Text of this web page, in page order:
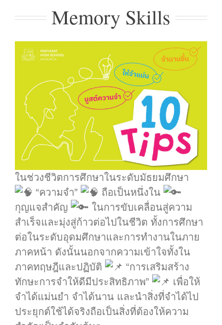
Memory Skills
ในช่วงชีวิตการศึกษาในระดับมัธยมศึกษา
“ความจำ”
ถือเป็นหนึ่งใน
กุญแจสำคัญ
ในการขับเคลื่อนสู่ความ
สำเร็จและมุ่งสู่ก้าวต่อไปในชีวิต ทั้งการศึกษา
ต่อในระดับอุดมศึกษาและการทำงานในภาย
ภาคหน้า ดังนั้นนอกจากความเข้าใจทั้งใน
ภาคทฤษฎีและปฏิบัติ
“การเสริมสร้าง
ทักษะการจำให้ดีมีประสิทธิภาพ”
เพื่อให้
จำได้แม่นยำ จำได้นาน และนำสิ่งที่จำได้ไป
ประยุกต์ใช้ได้จริงถือเป็นสิ่งที่ต้องให้ความ